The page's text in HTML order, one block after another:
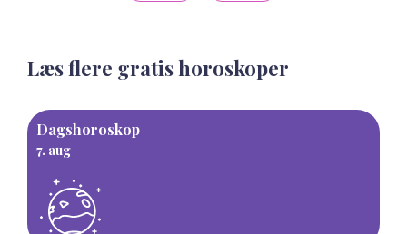
Læs flere gratis horoskoper
Dagshoroskop
7. aug